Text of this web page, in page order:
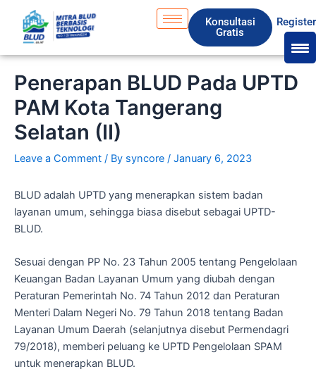
content
Konsultasi
Gratis
Register
Penerapan BLUD Pada UPTD
PAM Kota Tangerang
Selatan (II)
Leave a Comment / By syncore / January 6, 2023
BLUD adalah UPTD yang menerapkan sistem badan
layanan umum, sehingga biasa disebut sebagai UPTD-
BLUD.
Sesuai dengan PP No. 23 Tahun 2005 tentang Pengelolaan
Keuangan Badan Layanan Umum yang diubah dengan
Peraturan Pemerintah No. 74 Tahun 2012 dan Peraturan
Menteri Dalam Negeri No. 79 Tahun 2018 tentang Badan
Layanan Umum Daerah (selanjutnya disebut Permendagri
79/2018), memberi peluang ke UPTD Pengelolaan SPAM
untuk menerapkan BLUD.
c
h